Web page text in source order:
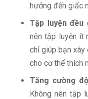
hưởng đến giấc
Tập luyện đều
nên tập luyện ít
chỉ giúp bạn xây
cho cơ thể thích
Tăng cường
Không nên tập